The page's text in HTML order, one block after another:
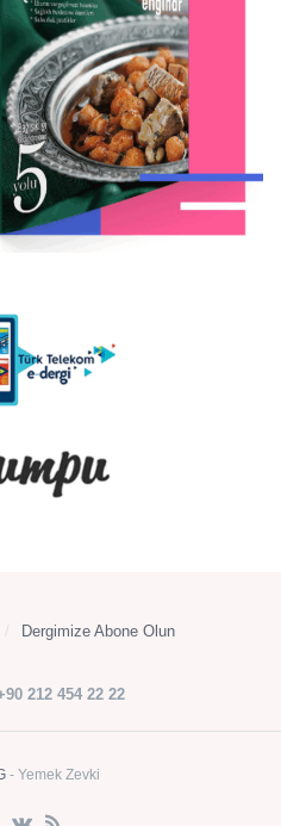
Dergimize Abone Olun
212 454 22 22
- Yemek Zevki